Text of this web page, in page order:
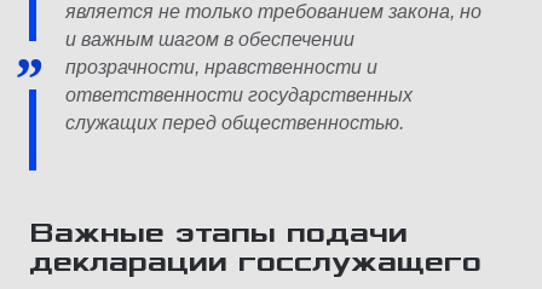
является не только требованием закона, но
и важным шагом в обеспечении
прозрачности, нравственности и
ответственности государственных
служащих перед общественностью.
Важные этапы подачи
декларации госслужащего